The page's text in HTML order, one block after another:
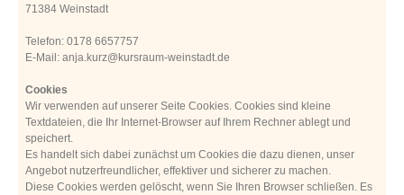
71384 Weinstadt
Telefon: 0178 6657757
E-Mail: anja.kurz@kursraum-weinstadt.de
Cookies
Wir verwenden auf unserer Seite Cookies. Cookies sind kleine
Textdateien, die Ihr Internet-Browser auf Ihrem Rechner ablegt und
speichert.
Es handelt sich dabei zunächst um Cookies die dazu dienen, unser
Angebot nutzerfreundlicher, effektiver und sicherer zu machen.
Diese Cookies werden gelöscht, wenn Sie Ihren Browser schließen. Es